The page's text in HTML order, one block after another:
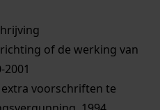
of de werking van
voorschriften te